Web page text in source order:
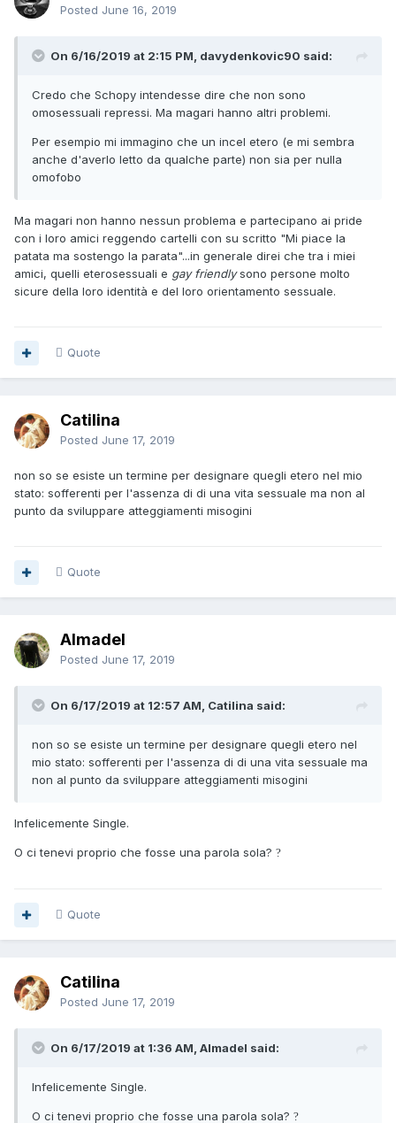
Posted June 16, 2019
On 6/16/2019 at 2:15 PM, davydenkovic90 said:
Credo che Schopy intendesse dire che non sono
omosessuali repressi. Ma magari hanno altri problemi.
Per esempio mi immagino che un incel etero (e mi sembra
anche d'averlo letto da qualche parte) non sia per nulla
omofobo
Ma magari non hanno nessun problema e partecipano ai pride
con i loro amici reggendo cartelli con su scritto "Mi piace la
patata ma sostengo la parata"...in generale direi che tra i miei
amici, quelli eterosessuali e gay friendlysono persone molto
sicure della loro identità e del loro orientamento sessuale.
Quote
Catilina
Posted June 17, 2019
non so se esiste un termine per designare quegli etero nel mio
stato: sofferenti per l'assenza di di una vita sessuale ma non al
punto da sviluppare atteggiamenti misogini
Quote
Almadel
Posted June 17, 2019
On 6/17/2019 at 12:57 AM, Catilina said:
non so se esiste un termine per designare quegli etero nel
mio stato: sofferenti per l'assenza di di una vita sessuale ma
non al punto da sviluppare atteggiamenti misogini
Infelicemente Single.
O ci tenevi proprio che fosse una parola sola? ?
Quote
Catilina
Posted June 17, 2019
On 6/17/2019 at 1:36 AM, Almadel said:
Infelicemente Single.
O ci tenevi proprio che fosse una parola sola? ?